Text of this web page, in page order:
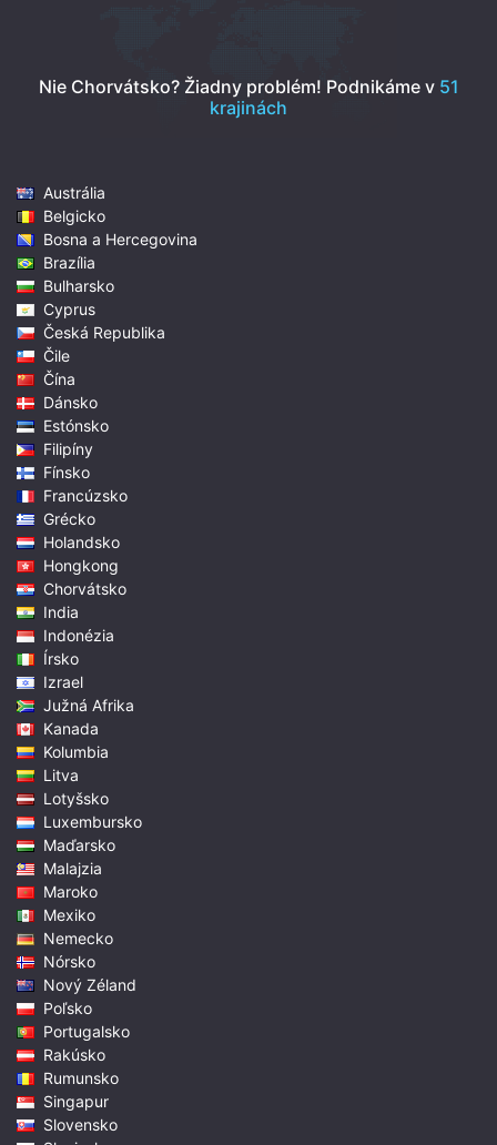
Nie Chorvátsko? Žiadny problém! Podnikáme v 51
krajinách
Austrália
Belgicko
Bosna a Hercegovina
Brazília
Bulharsko
Cyprus
Česká Republika
Čile
Čína
Dánsko
Estónsko
Filipíny
Fínsko
Francúzsko
Grécko
Holandsko
Hongkong
Chorvátsko
India
Indonézia
Írsko
Izrael
Južná Afrika
Kanada
Kolumbia
Litva
Lotyšsko
Luxembursko
Maďarsko
Malajzia
Maroko
Mexiko
Nemecko
Nórsko
Nový Zéland
Poľsko
Portugalsko
Rakúsko
Rumunsko
Singapur
Slovensko